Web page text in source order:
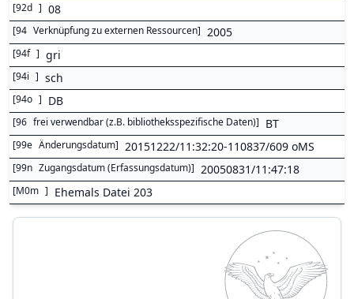
[92d ] 08
[94 Verknüpfung zu externen Ressourcen] 2005
[94f ] gri
[94i ] sch
[94o ] DB
[96 frei verwendbar (z.B. bibliotheksspezifische Daten)] BT
[99e Änderungsdatum] 20151222/11:32:20-110837/609 oMS
[99n Zugangsdatum (Erfassungsdatum)] 20050831/11:47:18
[M0m ] Ehemals Datei 203